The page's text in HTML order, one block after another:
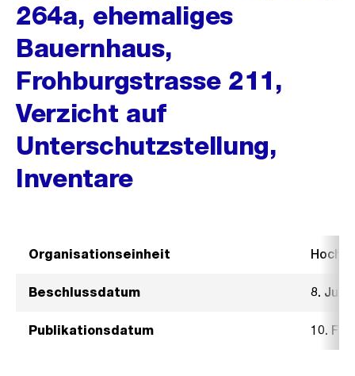
264a, ehemaliges
Bauernhaus,
Frohburgstrasse 211,
Verzicht auf
Unterschutzstellung,
Inventare
Organisationseinheit
Beschlussdatum 8. Juli
Publikationsdatum 10.